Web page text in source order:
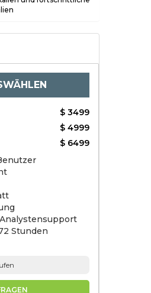
$ 3499
$ 4999
$ 6499
Stunden